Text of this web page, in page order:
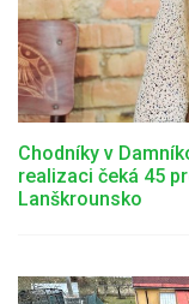
Chodníky v
realizaci čeká 45
Lanškrounsko